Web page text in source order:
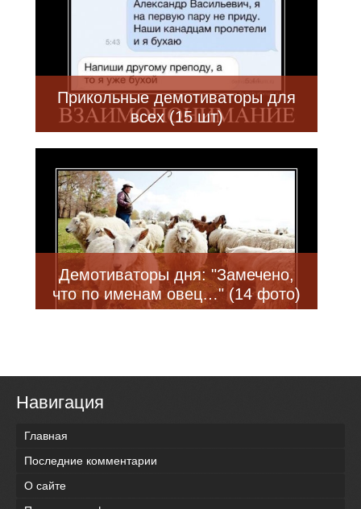
Прикольные демотиваторы для
всех (15 шт)
Демотиваторы дня: "Замечено,
что по именам овец…" (14 фото)
Навигация
Главная
Последние комментарии
О сайте